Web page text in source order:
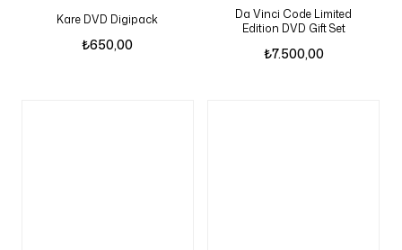
Kare DVD Digipack
₺650,00
Da Vinci Code Limited
Edition DVD Gift Set
₺7.500,00